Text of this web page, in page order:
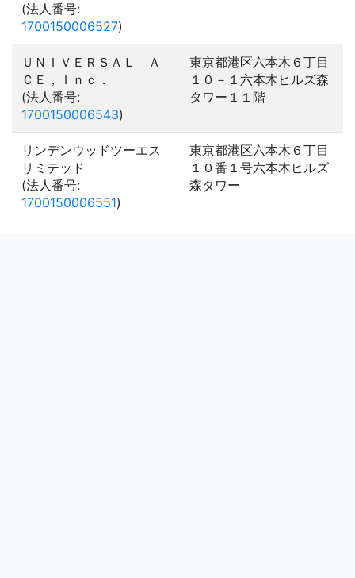
(法人番号:
1700150006527)
ＵＮＩＶＥＲＳＡＬ Ａ
ＣＥ，Ｉｎｃ．
(法人番号:
1700150006543)
東京都港区六本木６丁目
１０－１六本木ヒルズ森
タワー１１階
リンデンウッドツーエス
リミテッド
(法人番号:
1700150006551)
東京都港区六本木６丁目
１０番１号六本木ヒルズ
森タワー